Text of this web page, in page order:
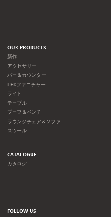
OUR PRODUCTS
新作
アクセサリー
バー＆カウンター
LEDファニチャー
ライト
テーブル
プーフ＆ベンチ
ラウンジチェア＆ソファ
スツール
CATALOGUE
カタログ
FOLLOW US